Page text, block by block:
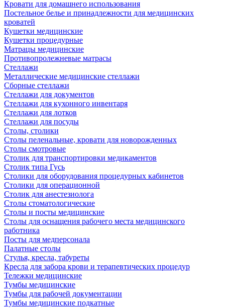
Кровати для домашнего использования
Постельное белье и принадлежности для медицинских
кроватей
Кушетки медицинские
Кушетки процедурные
Матрацы медицинские
Противопролежневые матрасы
Стеллажи
Металлические медицинские стеллажи
Сборные стеллажи
Стеллажи для документов
Стеллажи для кухонного инвентаря
Стеллажи для лотков
Стеллажи для посуды
Столы, столики
Столы пеленальные, кровати для новорожденных
Столы смотровые
Столик для транспортировки медикаментов
Столик типа Гусь
Столики для оборудования процедурных кабинетов
Столики для операционной
Столик для анестезиолога
Столы стоматологические
Столы и посты медицинские
Столы для оснащения рабочего места медицинского
работника
Посты для медперсонала
Палатные столы
Стулья, кресла, табуреты
Кресла для забора крови и терапевтических процедур
Тележки медицинские
Тумбы медицинские
Тумбы для рабочей документации
Тумбы медицинские подкатные